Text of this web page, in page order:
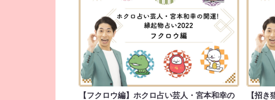
【フクロウ編】ホクロ占い芸人・宮本和幸の
【招